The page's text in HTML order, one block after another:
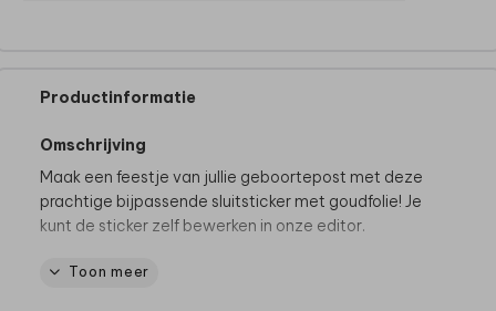
Productinformatie
Omschrijving
Maak een feestje van jullie geboortepost met deze
prachtige bijpassende sluitsticker met goudfolie! Je
kunt de sticker zelf bewerken in onze editor.
Specificaties
Toon meer